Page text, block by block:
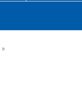
»